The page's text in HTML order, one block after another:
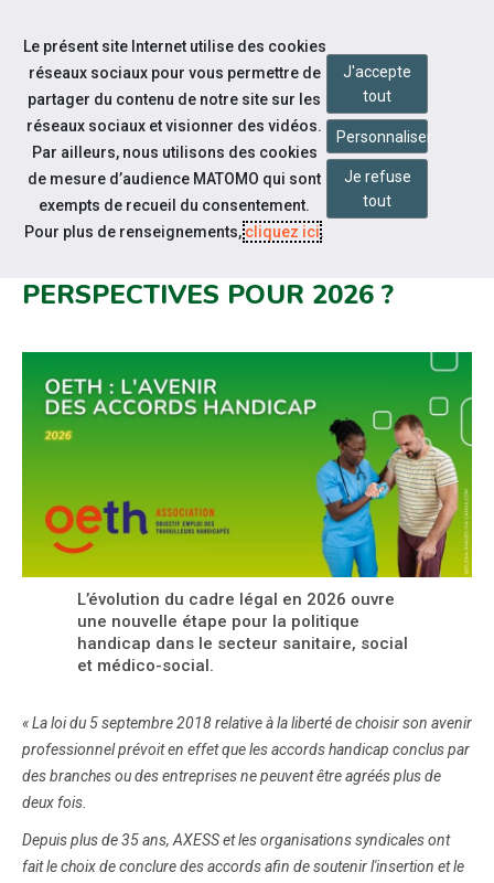
Aller au contenu
Notre actualité
OETH FIN D’AGRÉMENT POUR
PERSPECTIVES POUR 2026 ?
L’évolution du cadre légal en 2026 ouvre
une nouvelle étape pour la politique
handicap dans le secteur sanitaire, social
et médico-social.
« La loi du 5 septembre 2018 relative à la liberté de choisir son avenir
professionnel prévoit en effet que les accords handicap conclus par
des branches ou des entreprises ne peuvent être agréés plus de
deux fois.
Depuis plus de 35 ans, AXESS et les organisations syndicales ont
fait le choix de conclure des accords afin de soutenir l'insertion et le
Le présent site Internet utilise des cookies
réseaux sociaux pour vous permettre de
partager du contenu de notre site sur les
réseaux sociaux et visionner des vidéos.
Par ailleurs, nous utilisons des cookies
de mesure d’audience MATOMO qui sont
exempts de recueil du consentement.
Pour plus de renseignements,cliquez ici.
J'accepte
tout
Personnaliser
Je refuse
tout